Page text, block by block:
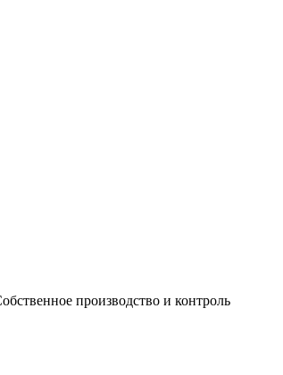
производство и контроль